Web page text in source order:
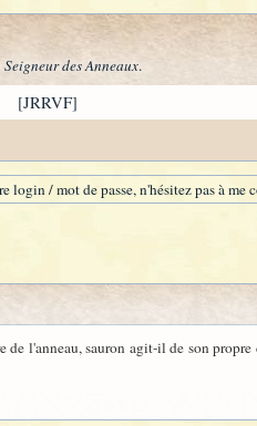
Seigneur des Anneaux.
[JRRVF]
/ mot de passe, n'hésitez pas à me
l'anneau, sauron agit-il de son